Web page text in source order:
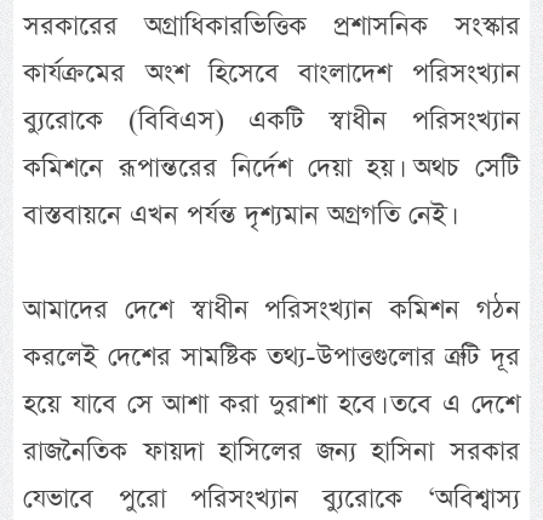
সরকারের অগ্রাধিকারভিত্তিক প্রশাসনিক সংস্কার
কার্যক্রমের অংশ হিসেবে বাংলাদেশ পরিসংখ্যান
ব্যুরোকে (বিবিএস) একটি স্বাধীন পরিসংখ্যান
কমিশনে রূপান্তরের নির্দেশ দেয়া হয়। অথচ সেটি
বাস্তবায়নে এখন পর্যন্ত দৃশ্যমান অগ্রগতি নেই।
আমাদের দেশে স্বাধীন পরিসংখ্যান কমিশন গঠন
করলেই দেশের সামষ্টিক তথ্য-উপাত্তগুলোর ত্রুটি দূর
হয়ে যাবে সে আশা করা দুরাশা হবে। তবে এ দেশে
রাজনৈতিক ফায়দা হাসিলের জন্য হাসিনা সরকার
যেভাবে পুরো পরিসংখ্যান ব্যুরোকে ‘অবিশ্বাস্য